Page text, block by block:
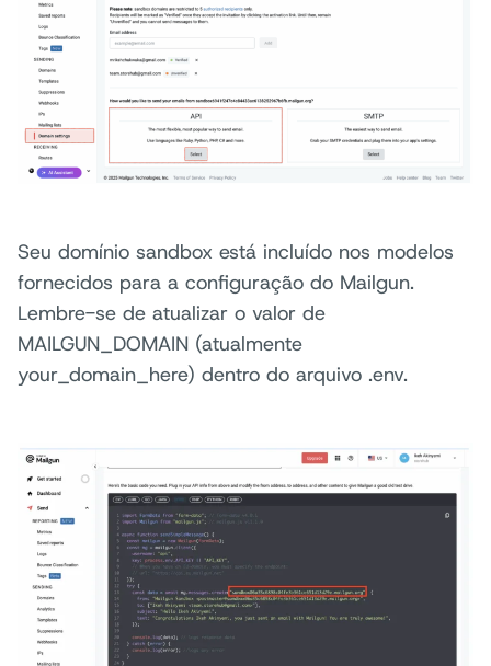
Seu domínio sandbox está incluído nos modelos
fornecidos para a configuração do Mailgun.
Lembre-se de atualizar o valor de
MAILGUN_DOMAIN (atualmente
your_domain_here) dentro do arquivo .env.